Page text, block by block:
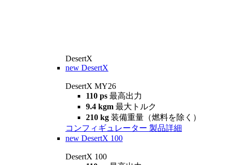
DesertX
new DesertX
DesertX MY26
110 ps 最高出力
9.4 kgm 最大トルク
210 kg 装備重量（燃料を除く）
コンフィギュレーター 製品詳細
new DesertX 100
DesertX 100